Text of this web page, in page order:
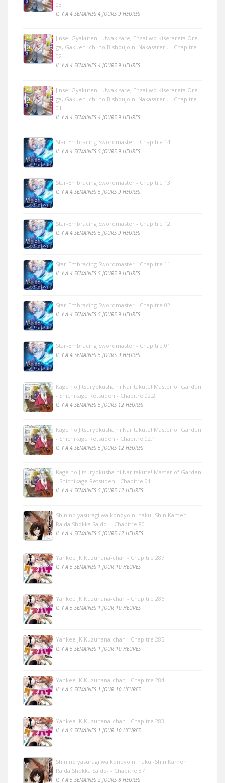
03
IL Y A 4 SEMAINES 4 JOURS 9 HEURES
Jinsei Gyakuten - Uwakisare, Enzai wo Kiserareta Ore
ga, Gakuen Ichi no Bishoujo ni Nakasareru - Chapitre
02
IL Y A 4 SEMAINES 4 JOURS 9 HEURES
Jinsei Gyakuten - Uwakisare, Enzai wo Kiserareta Ore
ga, Gakuen Ichi no Bishoujo ni Nakasareru - Chapitre
01
IL Y A 4 SEMAINES 4 JOURS 9 HEURES
Star-Embracing Swordmaster - Chapitre 14
IL Y A 4 SEMAINES 5 JOURS 9 HEURES
Star-Embracing Swordmaster - Chapitre 13
IL Y A 4 SEMAINES 5 JOURS 9 HEURES
Star-Embracing Swordmaster - Chapitre 12
IL Y A 4 SEMAINES 5 JOURS 9 HEURES
Star-Embracing Swordmaster - Chapitre 11
IL Y A 4 SEMAINES 5 JOURS 9 HEURES
Star-Embracing Swordmaster - Chapitre 02
IL Y A 4 SEMAINES 5 JOURS 9 HEURES
Star-Embracing Swordmaster - Chapitre 01
IL Y A 4 SEMAINES 5 JOURS 9 HEURES
Kage no Jitsuryokusha ni Naritakute! Master of Garden
- Shichikage Retsuden - Chapitre 02.2
IL Y A 4 SEMAINES 5 JOURS 12 HEURES
Kage no Jitsuryokusha ni Naritakute! Master of Garden
- Shichikage Retsuden - Chapitre 02.1
IL Y A 4 SEMAINES 5 JOURS 12 HEURES
Kage no Jitsuryokusha ni Naritakute! Master of Garden
- Shichikage Retsuden - Chapitre 01
IL Y A 4 SEMAINES 5 JOURS 12 HEURES
Shin no yasuragi wa konoyo ni naku -Shin Kamen
Raida Shokka Saido- - Chapitre 80
IL Y A 4 SEMAINES 5 JOURS 12 HEURES
Yankee JK Kuzuhana-chan - Chapitre 287
IL Y A 5 SEMAINES 1 JOUR 10 HEURES
Yankee JK Kuzuhana-chan - Chapitre 286
IL Y A 5 SEMAINES 1 JOUR 10 HEURES
Yankee JK Kuzuhana-chan - Chapitre 285
IL Y A 5 SEMAINES 1 JOUR 10 HEURES
Yankee JK Kuzuhana-chan - Chapitre 284
IL Y A 5 SEMAINES 1 JOUR 10 HEURES
Yankee JK Kuzuhana-chan - Chapitre 283
IL Y A 5 SEMAINES 1 JOUR 10 HEURES
Shin no yasuragi wa konoyo ni naku -Shin Kamen
Raida Shokka Saido- - Chapitre 87
IL Y A 5 SEMAINES 2 JOURS 8 HEURES